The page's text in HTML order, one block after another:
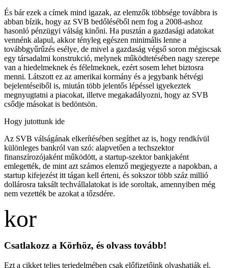
És bár ezek a címek mind igazak, az elemzők többsége továbbra is
abban bízik, hogy az SVB bedőléséből nem fog a 2008-ashoz
hasonló pénzügyi válság kinőni. Ha pusztán a gazdasági adatokat
vennénk alapul, akkor tényleg egészen minimális lenne a
továbbgyűrűzés esélye, de mivel a gazdaság végső soron mégiscsak
egy társadalmi konstrukció, melynek működtetésében nagy szerepe
van a hiedelmeknek és félelmeknek, ezért sosem lehet biztosra
menni. Látszott ez az amerikai kormány és a jegybank hétvégi
bejelentéseiből is, miután több jelentős lépéssel igyekeztek
megnyugtatni a piacokat, illetve megakadályozni, hogy az SVB
csődje másokat is bedöntsön.
Hogy jutottunk ide
Az SVB válságának elkerítésében segíthet az is, hogy rendkívül
különleges bankról van szó: alapvetően a techszektor
finanszírozójaként működött, a startup-szektor bankjaként
emlegették, de mint azt számos elemző megjegyezte a napokban, a
startup kifejezést itt tágan kell érteni, és sokszor több száz millió
dollárosra taksált techvállalatokat is ide soroltak, amennyiben még
nem vezették be azokat a tőzsdére.
Csatlakozz a Körhöz, és olvass tovább!
Ezt a cikket teljes terjedelmében csak előfizetőink olvashatják el.